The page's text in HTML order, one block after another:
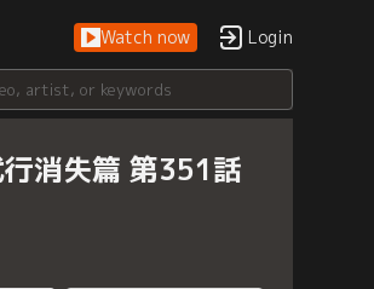
Watch now Login
消失篇 第351話